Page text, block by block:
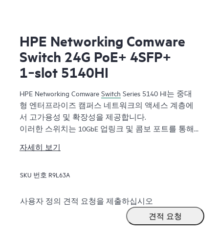
HPE Networking Comware
Switch 24G PoE+ 4SFP+
1‑slot 5140HI
HPE Networking Comware Switch Series 5140 HI는 중대
형 엔터프라이즈 캠퍼스 네트워크의 액세스 계층에
서 고가용성 및 확장성을 제공합니다.
이러한 스위치는 10GbE 업링크 및 콤보 포트를 통해
대한 지원으로 부가 기능이 추가된 용량을 늘려줍니
력 개선을 위한 DRNI 및 IRF, 향상된 안정성을 위한
을 위한 iNQA, 엔드 투 엔드 암호화된 보안을 위한 하
드웨어 기반 MACsec, 절전 개선을 위한 EEE(Energy
Efficient Ethernet) 이중 중복 전원 공급 장치와 같은 풍
자세히 보기
SKU 번호 R9L63A
사용자 정의 견적 요청을 제출하십시오
견적 요청